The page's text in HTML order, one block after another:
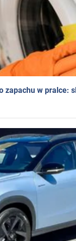
zapachu w pralce: